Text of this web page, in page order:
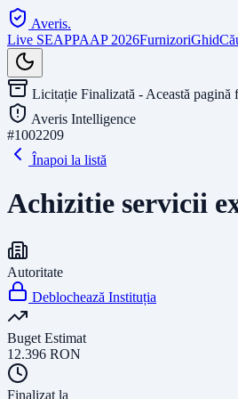
Averis.
Live SEAPPAAP 2026FurnizoriGhid
Licitație Finalizată - Această
Averis Intelligence
#1002209
Înapoi la listă
Achizitie servicii
Autoritate
Deblochează Instituția
Buget Estimat
12.396 RON
Finalizat la